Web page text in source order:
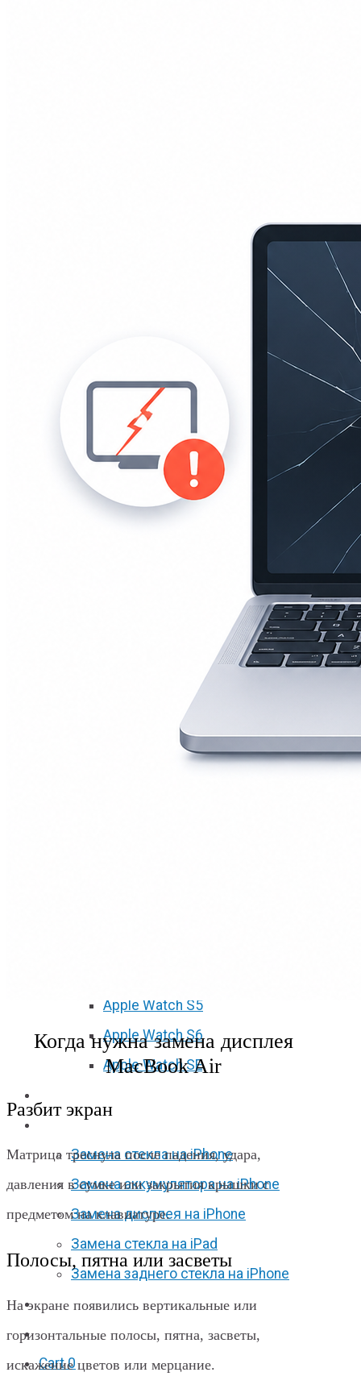
iPad mini 4
iPad mini 5
Ремонт Macbook
Macbook 12 (А1534)
MacBook Air
Macbook Pro 2009-2012
(A1297/A1278/A1286)
MacBook Pro (А2141/А2159/
А2251/A2289/A2338)
Macbook Pro Retina
(А1425/A1502/A1398)
Macbook Pro Retina
Apple Watch S5
Apple Watch S6
Apple Watch SE
Замена стекла на iPhone
Замена аккумулятора на iPhone
Замена дисплея на iPhone
Замена стекла на iPad
Замена заднего стекла на iPhone
Вакансии
F.A.Q
Cart 0
Когда нужна замена дисплея
MacBook Air
Разбит экран
Матрица треснула после падения, удара,
давления в сумке или закрытия крышки с
предметом на клавиатуре.
Полосы, пятна или засветы
На экране появились вертикальные или
горизонтальные полосы, пятна, засветы,
искажение цветов или мерцание.